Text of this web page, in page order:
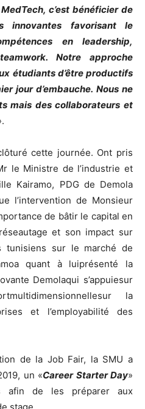
c’est bénéficier de
innovantes favorisant le
en leadership,
Notre approche
étudiants d’être productifs
jour d’embauche. Nous ne
mais des collaborateurs et
cette journée. Ont pris
le Ministre de l’industrie et
Kairamo, PDG de Demola
l’intervention de Monsieur
de bâtir le capital en
et son impact sur
tunisiens sur le marché de
quant à luiprésenté la
Demolaqui s’appuiesur
la
et l’employabilité des
de la Job Fair, la SMU a
un «Career Starter Day»
afin de les préparer aux